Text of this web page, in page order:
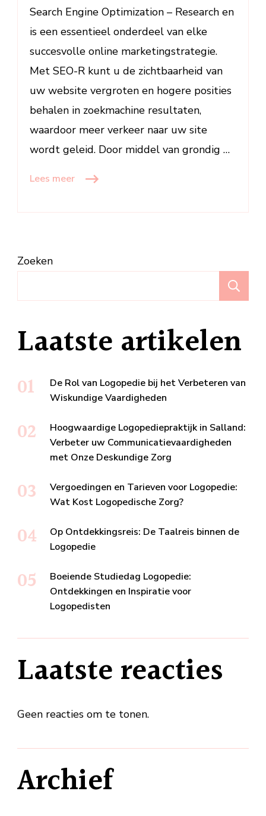
Search Engine Optimization – Research en
is een essentieel onderdeel van elke
succesvolle online marketingstrategie.
Met SEO-R kunt u de zichtbaarheid van
uw website vergroten en hogere posities
behalen in zoekmachine resultaten,
waardoor meer verkeer naar uw site
wordt geleid. Door middel van grondig …
Lees meer
Zoeken
Laatste artikelen
De Rol van Logopedie bij het Verbeteren van
Wiskundige Vaardigheden
Hoogwaardige Logopediepraktijk in Salland:
Verbeter uw Communicatievaardigheden
met Onze Deskundige Zorg
Vergoedingen en Tarieven voor Logopedie:
Wat Kost Logopedische Zorg?
Op Ontdekkingsreis: De Taalreis binnen de
Logopedie
Boeiende Studiedag Logopedie:
Ontdekkingen en Inspiratie voor
Logopedisten
Laatste reacties
Geen reacties om te tonen.
Archief